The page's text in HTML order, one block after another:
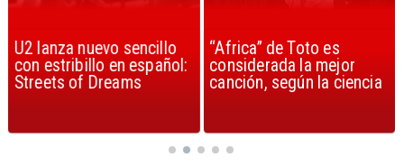
U2 lanza nuevo sencillo
con estribillo en español:
Streets of Dreams
“Africa” de Toto es
considerada la mejor
canción, según la ciencia